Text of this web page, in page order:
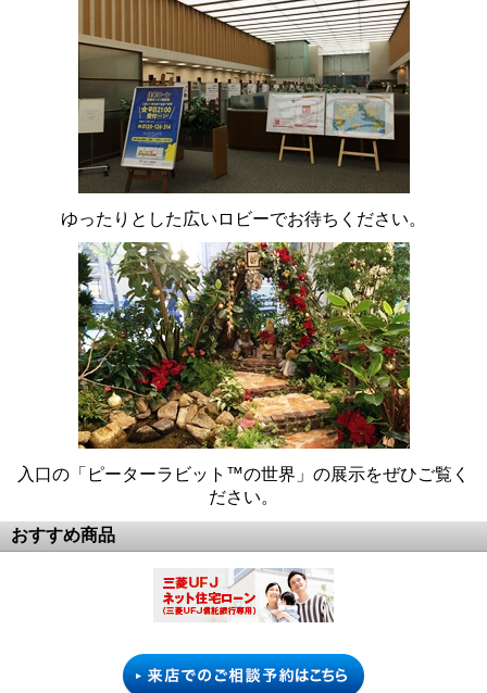
ゆったりとした広いロビーでお待ちください。
入口の「ピーターラビット™の世界」の展示をぜひご覧く
ださい。
おすすめ商品